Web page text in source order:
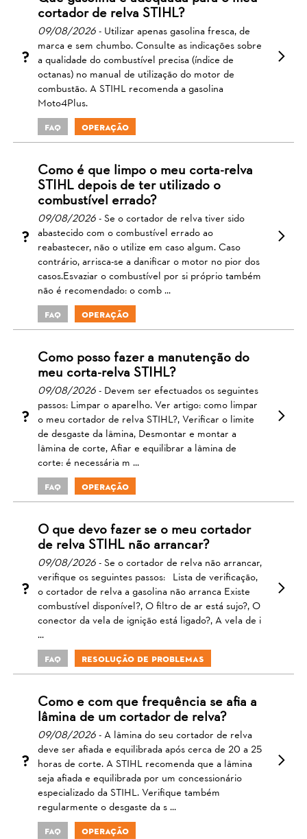
cortador de relva STIHL?
09/08/2026- Utilizar apenas gasolina fresca, de
marca e sem chumbo. Consulte as indicações sobre
a qualidade do combustível precisa (índice de
octanas) no manual de utilização do motor de
combustão. A STIHL recomenda a gasolina
Moto4Plus.
FAQ Operação
Como é que limpo o meu corta-relva
STIHL depois de ter utilizado o
combustível errado?
09/08/2026- Se o cortador de relva tiver sido
abastecido com o combustível errado ao
reabastecer, não o utilize em caso algum. Caso
contrário, arrisca-se a danificar o motor no pior dos
casos.Esvaziar o combustível por si próprio também
não é recomendado: o comb ...
FAQ Operação
Como posso fazer a manutenção do
meu corta-relva STIHL?
09/08/2026- Devem ser efectuados os seguintes
passos: Limpar o aparelho. Ver artigo: como limpar
o meu cortador de relva STIHL?, Verificar o limite
de desgaste da lâmina, Desmontar e montar a
lâmina de corte, Afiar e equilibrar a lâmina de
corte: é necessária m ...
FAQ Operação
O que devo fazer se o meu cortador
de relva STIHL não arrancar?
09/08/2026- Se o cortador de relva não arrancar,
verifique os seguintes passos: Lista de verificação,
o cortador de relva a gasolina não arranca Existe
combustível disponível?, O filtro de ar está sujo?, O
conector da vela de ignição está ligado?, A vela de i
...
FAQ Resolução de Problemas
Como e com que frequência se afia a
lâmina de um cortador de relva?
09/08/2026- A lâmina do seu cortador de relva
deve ser afiada e equilibrada após cerca de 20 a 25
horas de corte. A STIHL recomenda que a lâmina
seja afiada e equilibrada por um concessionário
especializado da STIHL. Verifique também
regularmente o desgaste da s ...
FAQ Operação